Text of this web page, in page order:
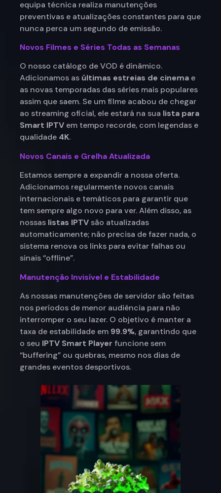
equipa técnica realiza manutenções
preventivas e atualizações constantes para que
nunca perca um segundo de emissão.
Novos Filmes e Séries Todas as Semanas
O nosso catálogo de VOD é dinâmico.
Adicionamos as últimas estreias de cinema e
as novas temporadas das séries mais populares
assim que saem. Se um filme acabou de chegar
ao streaming oficial, ele estará na sua lista para
Smart IPTV em tempo recorde, com legendas e
qualidade 4K.
Novos Canais e Grelha Atualizada
Estamos sempre a expandir a nossa oferta.
Adicionamos regularmente novos canais
internacionais e temáticos para garantir que
tem sempre algo novo para ver. Além disso, as
nossas listas IPTV são atualizadas
automaticamente; não precisa de fazer nada, o
sistema renova os links para evitar falhas ou
sinais “offline”.
Manutenção Invisível e Estabilidade
As nossas manutenções de servidor são feitas
nos períodos de menor audiência para não
interromper o seu lazer. O objetivo é manter a
taxa de estabilidade em 99.9%, garantindo que
o seu IPTV Smart Player funcione sem
“buffering” ou quebras, mesmo nos dias de
grandes eventos desportivos.